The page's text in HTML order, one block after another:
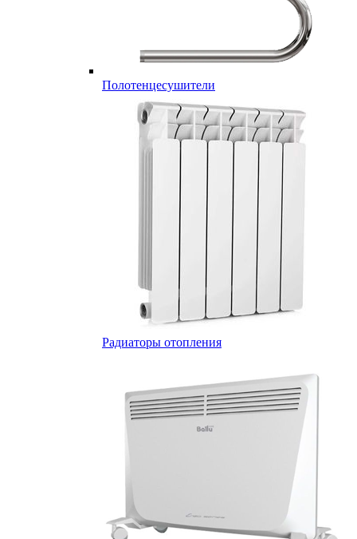
Полотенцесушители
Радиаторы отопления